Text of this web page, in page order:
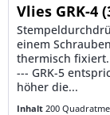
Vlies GRK-4
einem
thermisch fixiert.
--- GRK-5
höher die...
Inhalt 200